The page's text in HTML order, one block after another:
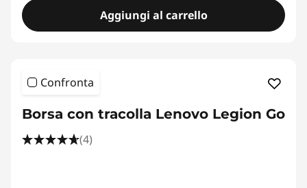
Aggiungi al carrello
Confronta
Borsa con tracolla Lenovo Legion Go
(4)